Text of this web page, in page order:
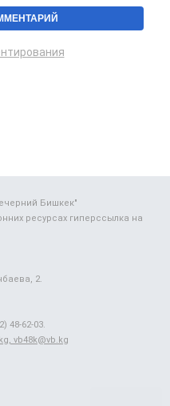
Бишкек"
ресурсах гиперссылка на
2.
48-62-03.
vb48k@vb.kg